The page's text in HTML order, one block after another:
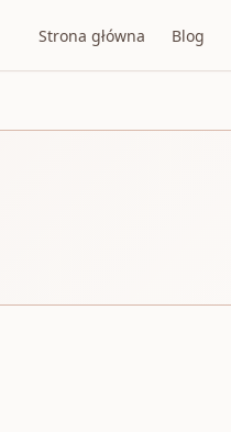
Strona główna Blog